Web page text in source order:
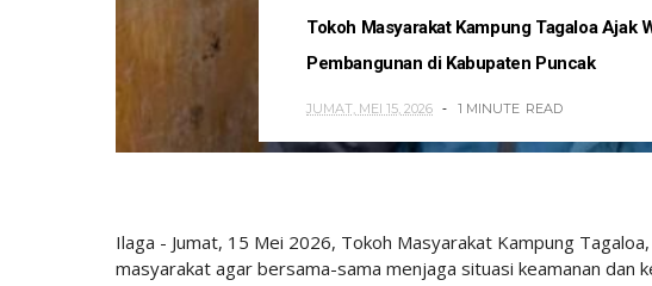
Tokoh Masyarakat Kampung Tagaloa Ajak
Pembangunan di Kabupaten Puncak
JUMAT, MEI 15, 2026 1 MINUTE READ
Ilaga - Jumat, 15 Mei 2026, Tokoh Masyarakat Kampung
masyarakat agar bersama-sama menjaga situasi keamanan dan